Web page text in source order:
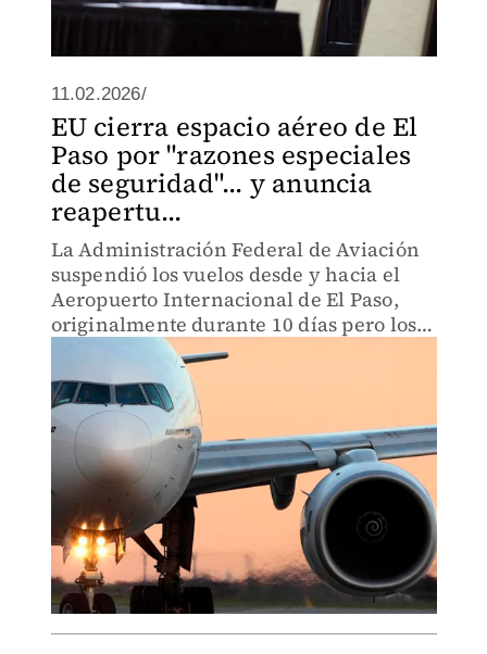
11.02.2026/
EU cierra espacio aéreo de El
Paso por "razones especiales
de seguridad"... y anuncia
reapertu...
La Administración Federal de Aviación
suspendió los vuelos desde y hacia el
Aeropuerto Internacional de El Paso,
originalmente durante 10 días pero los
reanudó en unas horas.